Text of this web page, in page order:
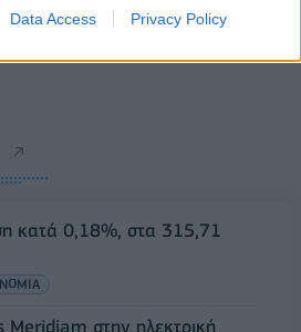
Data Access Privacy Policy
κατά 0,18%, στα 315,71
Meridiam στην ηλεκτρική